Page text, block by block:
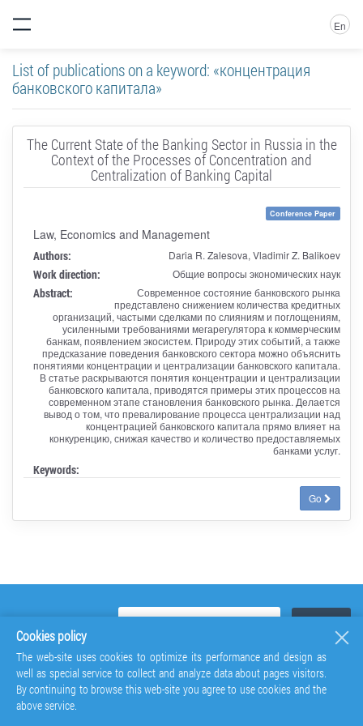
En
List of publications on a keyword: «концентрация
банковского капитала»
The Current State of the Banking Sector in Russia in the
Context of the Processes of Concentration and
Centralization of Banking Capital
Conference Paper
Law, Economics and Management
Authors: Daria R. Zalesova, Vladimir Z. Balikoev
Work direction: Общие вопросы экономических наук
Abstract:
Современное состояние банковского рынка
представлено снижением количества кредитных
организаций, частыми сделками по слияниям и поглощениям,
усиленными требованиями мегарегулятора к коммерческим
банкам, появлением экосистем. Природу этих событий, а также
предсказание поведения банковского сектора можно объяснить
понятиями концентрации и централизации банковского капитала.
В статье раскрываются понятия концентрации и централизации
банковского капитала, приводятся примеры этих процессов на
современном этапе становления банковского рынка. Делается
вывод о том, что превалирование процесса централизации над
концентрацией банковского капитала прямо влияет на
конкуренцию, снижая качество и количество предоставляемых
банками услуг.
Keywords:
Go
Cookies policy
The web-site uses cookies to optimize its performance and design as
well as special service to collect and analyze data about pages visitors.
By continuing to browse this web-site you agree to use cookies and the
above service.